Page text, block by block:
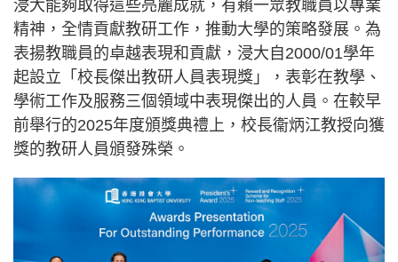
浸大能夠取得這些亮麗成就，有賴一眾教職員以專業
精神，全情貢獻教研工作，推動大學的策略發展。為
表揚教職員的卓越表現和貢獻，浸大自2000/01學年
起設立「校長傑出教研人員表現獎」，表彰在教學、
學術工作及服務三個領域中表現傑出的人員。在較早
前舉行的2025年度頒獎典禮上，校長衞炳江教授向獲
獎的教研人員頒發殊榮。